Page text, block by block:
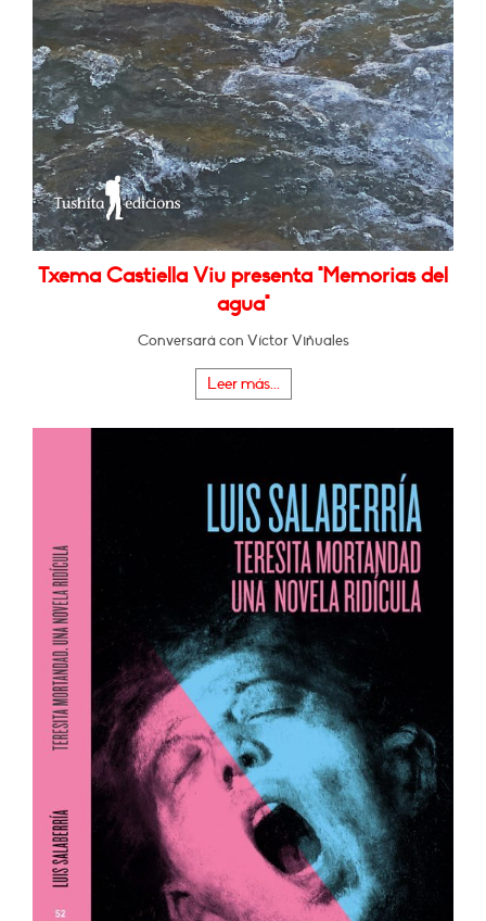
Txema Castiella Viu presenta "Memorias del
agua"
Conversará con Víctor Viñuales
Leer más...